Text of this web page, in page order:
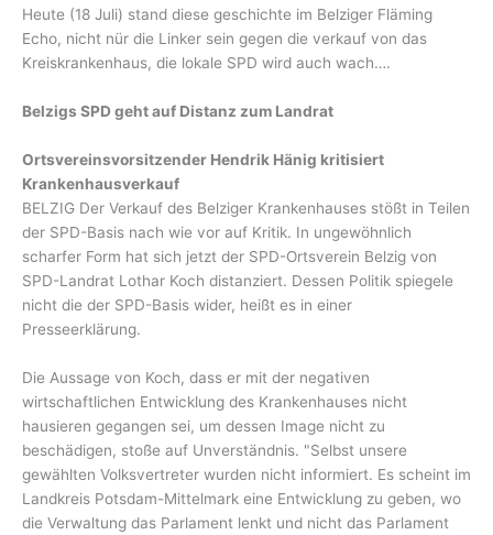
Heute (18 Juli) stand diese geschichte im Belziger Fläming
Echo, nicht nür die Linker sein gegen die verkauf von das
Kreiskrankenhaus, die lokale SPD wird auch wach….
Belzigs SPD geht auf Distanz zum Landrat
Ortsvereinsvorsitzender Hendrik Hänig kritisiert
Krankenhausverkauf
BELZIG Der Verkauf des Belziger Krankenhauses stößt in Teilen
der SPD-Basis nach wie vor auf Kritik. In ungewöhnlich
scharfer Form hat sich jetzt der SPD-Ortsverein Belzig von
SPD-Landrat Lothar Koch distanziert. Dessen Politik spiegele
nicht die der SPD-Basis wider, heißt es in einer
Presseerklärung.
Die Aussage von Koch, dass er mit der negativen
wirtschaftlichen Entwicklung des Krankenhauses nicht
hausieren gegangen sei, um dessen Image nicht zu
beschädigen, stoße auf Unverständnis. "Selbst unsere
gewählten Volksvertreter wurden nicht informiert. Es scheint im
Landkreis Potsdam-Mittelmark eine Entwicklung zu geben, wo
die Verwaltung das Parlament lenkt und nicht das Parlament